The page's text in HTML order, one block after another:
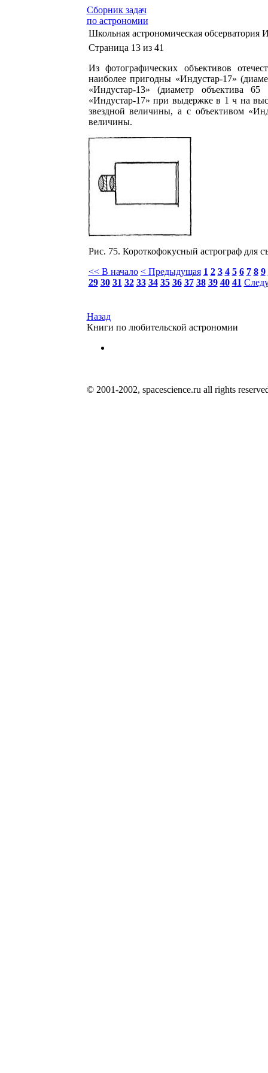
Сборник задач
по астрономии
Школьная астрономическая обсерватория
Страница 13 из 41
Из фотографических объективов
наиболее пригодны «Индустар-17»
«Индустар-13» (диаметр объектива
«Индустар-17» при выдержке в 1 ч на
звездной величины, а с объективом
величины.
Рис. 75. Короткофокусный астрограф для
<< В начало < Предыдущая 1 2 3 4 5 6 7 8 9
29 30 31 32 33 34 35 36 37 38 39 40 41
Назад
Книги по любительской астрономии
© 2001-2002, spacescience.ru all rights